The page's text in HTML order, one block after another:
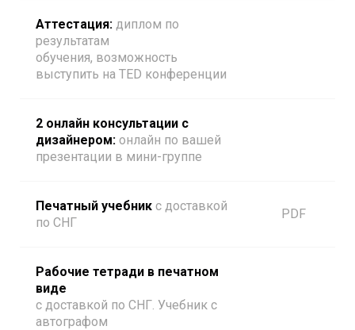
Аттестация: диплом по
результатам
обучения, возможность
выступить на TED конференции
2 онлайн консультации с
дизайнером: онлайн по вашей
презентации в мини-группе
Печатный учебник с доставкой
по СНГ
PDF
Рабочие тетради в печатном
виде
с доставкой по СНГ. Учебник с
автографом